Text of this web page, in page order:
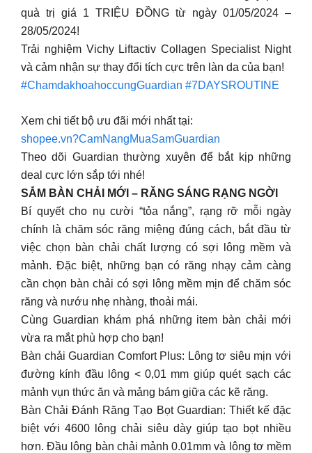
quà trị giá 1 TRIỆU ĐỒNG từ ngày 01/05/2024 –
28/05/2024! ️​
Trải nghiệm Vichy Liftactiv Collagen Specialist Night
và cảm nhận sự thay đổi tích cực trên làn da của bạn!​
#ChamdakhoahoccungGuardian #7DAYSROUTINE
Xem chi tiết bộ ưu đãi mới nhất tại:
shopee.vn?CamNangMuaSamGuardian
Theo dõi Guardian thường xuyên để bắt kịp những
deal cực lớn sắp tới nhé!
SẮM BÀN CHẢI MỚI – RĂNG SÁNG RẠNG NGỜI
Bí quyết cho nụ cười “tỏa nắng”, rạng rỡ mỗi ngày
chính là chăm sóc răng miệng đúng cách, bắt đầu từ
việc chọn bàn chải chất lượng có sợi lông mềm và
mảnh. Đặc biệt, những bạn có răng nhạy cảm càng
cần chọn bàn chải có sợi lông mềm mịn để chăm sóc
răng và nướu nhẹ nhàng, thoải mái.
Cùng Guardian khám phá những item bàn chải mới
vừa ra mắt phù hợp cho bạn!
Bàn chải Guardian Comfort Plus: Lông tơ siêu mịn với
đường kính đầu lông < 0,01 mm giúp quét sạch các
mảnh vụn thức ăn và mảng bám giữa các kẽ răng.
Bàn Chải Đánh Răng Tạo Bọt Guardian: Thiết kế đặc
biệt với 4600 lông chải siêu dày giúp tạo bọt nhiều
hơn. Đầu lông bàn chải mảnh 0.01mm và lông tơ mềm